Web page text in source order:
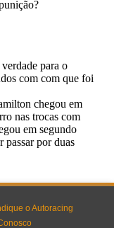
o Autoracing